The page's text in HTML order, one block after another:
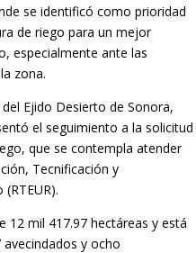
se identificó como prioridad
de riego para un mejor
especialmente ante las
zona.
Ejido Desierto de Sonora,
el seguimiento a la solicitud
que se contempla atender
Tecnificación y
12 mil 417.97 hectáreas y está
y ocho